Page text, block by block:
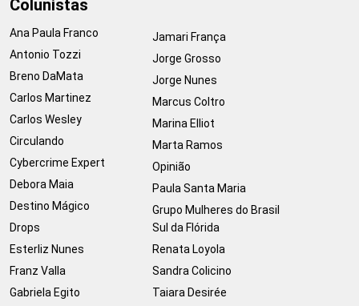
Colunistas
Ana Paula Franco
Antonio Tozzi
Breno DaMata
Carlos Martinez
Carlos Wesley
Circulando
Cybercrime Expert
Debora Maia
Destino Mágico
Drops
Esterliz Nunes
Franz Valla
Gabriela Egito
Jamari França
Jorge Grosso
Jorge Nunes
Marcus Coltro
Marina Elliot
Marta Ramos
Opinião
Paula Santa Maria
Grupo Mulheres do Brasil
Sul da Flórida
Renata Loyola
Sandra Colicino
Taiara Desirée